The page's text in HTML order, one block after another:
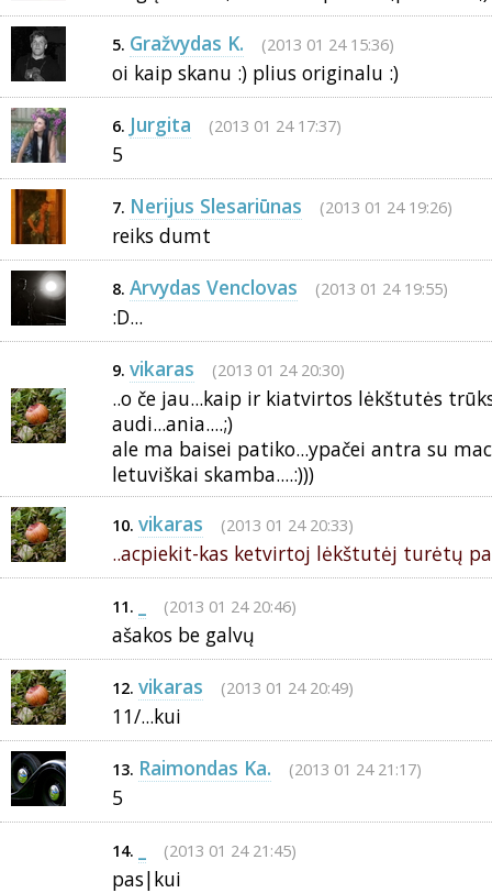
5. Gražvydas K. (2013 01 24 15:36)
oi kaip skanu :) plius originalu :)
6. Jurgita (2013 01 24 17:37)
5
7. Nerijus Slesariūnas (2013 01 24 19:26)
reiks dumt
8. Arvydas Venclovas (2013 01 24 19:55)
:D...
9. vikaras (2013 01 24 20:30)
..o če jau...kaip ir kiatvirtos lėkštutės
audi...ania....;)
ale ma baisei patiko...ypačei antra su
letuviškai skamba....:)))
10. vikaras (2013 01 24 20:33)
..acpiekit-kas ketvirtoj lėkštutėj turėtų
11. (2013 01 24 20:46)
ašakos be galvų
12. vikaras (2013 01 24 20:49)
11/...kui
13. Raimondas Ka. (2013 01 24 21:17)
5
14. (2013 01 24 21:45)
pas|kui